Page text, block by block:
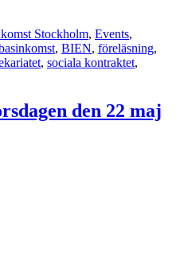
Stockholm, Events,
, BIEN, föreläsning,
, sociala kontraktet,
den 22 maj